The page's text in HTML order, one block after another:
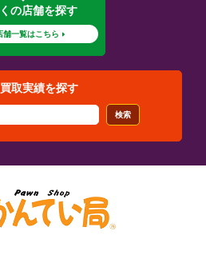
の店舗を探す
舗一覧はこちら
買取実績を探す
検索